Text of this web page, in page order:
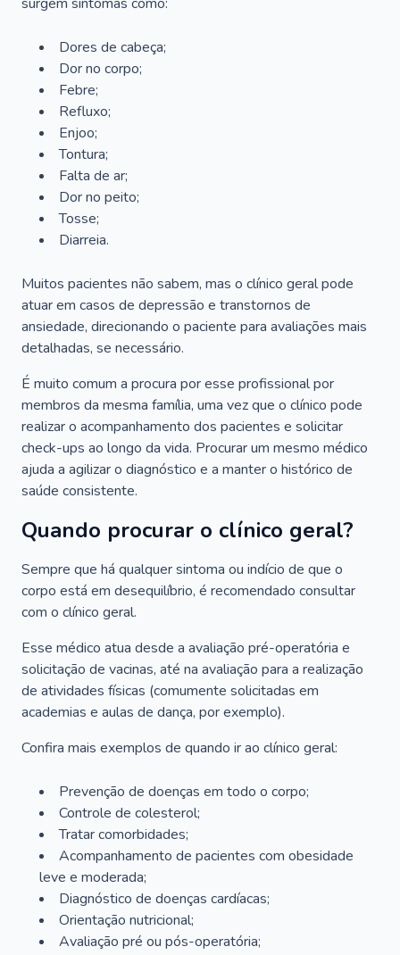
Dores de cabeça;
Dor no corpo;
Febre;
Refluxo;
Enjoo;
Tontura;
Falta de ar;
Dor no peito;
Tosse;
Diarreia.
Muitos pacientes não sabem, mas o clínico geral pode
atuar em casos de depressão e transtornos de
ansiedade, direcionando o paciente para avaliações mais
detalhadas, se necessário.
É muito comum a procura por esse profissional por
membros da mesma família, uma vez que o clínico pode
realizar o acompanhamento dos pacientes e solicitar
check-ups ao longo da vida. Procurar um mesmo médico
ajuda a agilizar o diagnóstico e a manter o histórico de
saúde consistente.
Quando procurar o clínico geral?
Sempre que há qualquer sintoma ou indício de que o
corpo está em desequilíbrio, é recomendado consultar
com o clínico geral.
Esse médico atua desde a avaliação pré-operatória e
solicitação de vacinas, até na avaliação para a realização
de atividades físicas (comumente solicitadas em
academias e aulas de dança, por exemplo).
Confira mais exemplos de quando ir ao clínico geral:
Prevenção de doenças em todo o corpo;
Controle de colesterol;
Tratar comorbidades;
Acompanhamento de pacientes com obesidade
leve e moderada;
Diagnóstico de doenças cardíacas;
Orientação nutricional;
Avaliação pré ou pós-operatória;